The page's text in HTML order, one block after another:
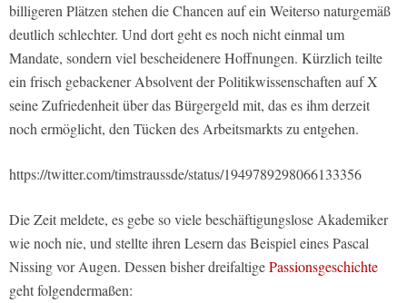
billigeren Plätzen stehen die Chancen auf ein Weiterso naturgemäß
deutlich schlechter. Und dort geht es noch nicht einmal um
Mandate, sondern viel bescheidenere Hoffnungen. Kürzlich teilte
ein frisch gebackener Absolvent der Politikwissenschaften auf X
seine Zufriedenheit über das Bürgergeld mit, das es ihm derzeit
noch ermöglicht, den Tücken des Arbeitsmarkts zu entgehen.
https://twitter.com/timstraussde/status/1949789298066133356
Die Zeit meldete, es gebe so viele beschäftigungslose Akademiker
wie noch nie, und stellte ihren Lesern das Beispiel eines Pascal
Nissing vor Augen. Dessen bisher dreifaltigePassionsgeschichte
geht folgendermaßen: